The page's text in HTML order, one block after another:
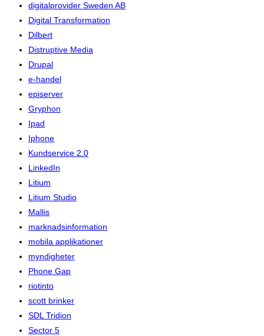
digitalprovider Sweden AB
Digital Transformation
Dilbert
Distruptive Media
Drupal
e-handel
episerver
Gryphon
Ipad
Iphone
Kundservice 2.0
LinkedIn
Litium
Litium Studio
Mallis
marknadsinformation
mobila applikationer
myndigheter
Phone Gap
riotinto
scott brinker
SDL Tridion
Sector 5